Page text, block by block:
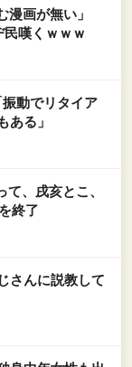
画が無い」
民嘆くｗｗｗ
動でリタイア
ある」
、戌亥とこ、
終了
さんに説教して